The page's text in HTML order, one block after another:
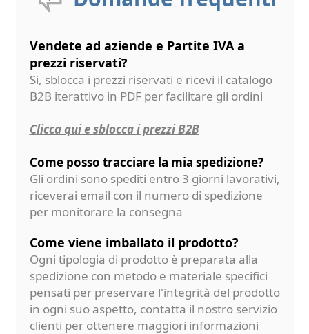
Vendete ad aziende e Partite IVA a
prezzi riservati?
Si, sblocca i prezzi riservati e ricevi il catalogo
B2B iterattivo in PDF per facilitare gli ordini
Clicca qui e sblocca i prezzi B2B
Come posso tracciare la mia spedizione?
Gli ordini sono spediti entro 3 giorni lavorativi,
riceverai email con il numero di spedizione
per monitorare la consegna
Come viene imballato il prodotto?
Ogni tipologia di prodotto è preparata alla
spedizione con metodo e materiale specifici
pensati per preservare l'integrità del prodotto
in ogni suo aspetto, contatta il nostro servizio
clienti per ottenere maggiori informazioni